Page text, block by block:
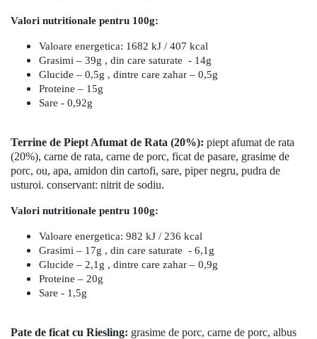
Valori nutritionale pentru 100g:
Valoare energetica: 1682 kJ / 407 kcal
Grasimi – 39g , din care saturate - 14g
Glucide – 0,5g , dintre care zahar – 0,5g
Proteine – 15g
Sare - 0,92g
Terrine de Piept Afumat de Rata (20%): piept afumat de rata
(20%), carne de rata, carne de porc, ficat de pasare, grasime de
porc, ou, apa, amidon din cartofi, sare, piper negru, pudra de
usturoi. conservant: nitrit de sodiu.
Valori nutritionale pentru 100g:
Valoare energetica: 982 kJ / 236 kcal
Grasimi – 17g , din care saturate - 6,1g
Glucide – 2,1g , dintre care zahar – 0,9g
Proteine – 20g
Sare - 1,5g
Pate de ficat cu Riesling: grasime de porc, carne de porc, albus